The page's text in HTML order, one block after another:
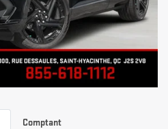
Comptant